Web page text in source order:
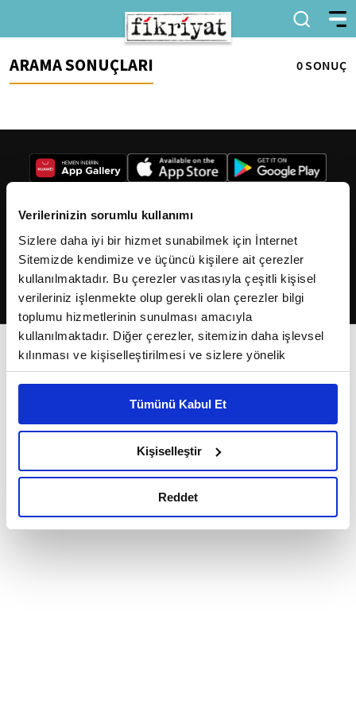
Verilerinizin sorumlu kullanımı
Sizlere daha iyi bir hizmet sunabilmek için İnternet
Sitemizde kendimize ve üçüncü kişilere ait çerezler
kullanılmaktadır. Bu çerezler vasıtasıyla çeşitli kişisel
verileriniz işlenmekte olup gerekli olan çerezler bilgi
toplumu hizmetlerinin sunulması amacıyla
kullanılmaktadır. Diğer çerezler, sitemizin daha işlevsel
kılınması ve kişiselleştirilmesi ve sizlere yönelik
reklam/pazarlama faaliyetlerinin yapılması, amaçlarıyla
Çerezlere ilişkin tercihlerinizi çerez paneli vasıtasıyla
belirleyebilirsiniz. Çerezlere ilişkin detaylı bilgi için
Ayarlar butonuna tıklayabilir,Çerez Bilgilendirme
Metnimizi ziyaret edebilirsiniz.
okumak ve sitemizi ziyaretiniz kapsamında
Tümünü Kabul Et
Kişiselleştir
Reddet
ARAMA SONUÇLARI 0 SONUÇ
2026Fikriyat. Tüm hakları saklıdır.